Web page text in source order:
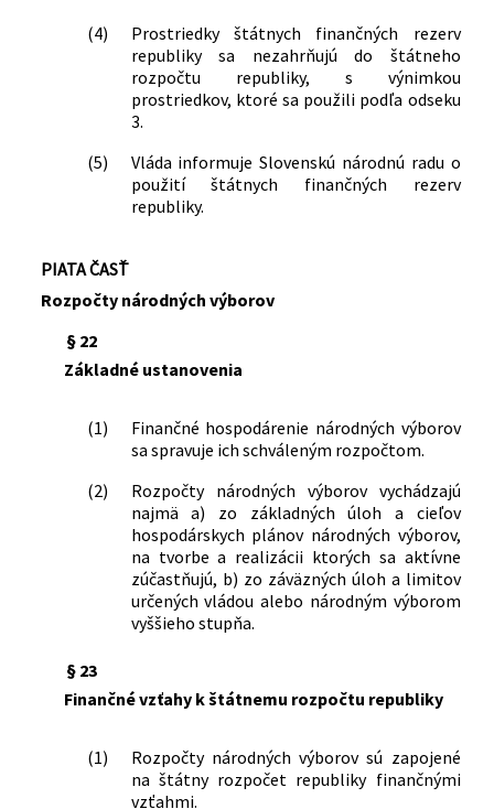
(4)
Prostriedky štátnych finančných rezerv
republiky sa nezahrňujú do štátneho
rozpočtu republiky, s výnimkou
prostriedkov, ktoré sa použili podľa odseku
3.
(5)
Vláda informuje Slovenskú národnú radu o
použití štátnych finančných rezerv
republiky.
PIATA ČASŤ
Rozpočty národných výborov
§ 22
Základné ustanovenia
(1)
Finančné hospodárenie národných výborov
sa spravuje ich schváleným rozpočtom.
(2)
Rozpočty národných výborov vychádzajú
najmä a) zo základných úloh a cieľov
hospodárskych plánov národných výborov,
na tvorbe a realizácii ktorých sa aktívne
zúčastňujú, b) zo záväzných úloh a limitov
určených vládou alebo národným výborom
vyššieho stupňa.
§ 23
Finančné vzťahy k štátnemu rozpočtu republiky
(1)
Rozpočty národných výborov sú zapojené
na štátny rozpočet republiky finančnými
vzťahmi.